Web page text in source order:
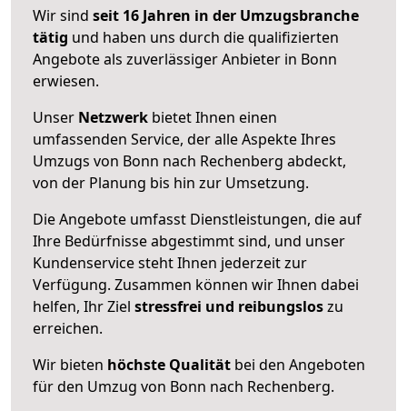
Wir sind seit 16 Jahren in der Umzugsbranche
tätig und haben uns durch die qualifizierten
Angebote als zuverlässiger Anbieter in Bonn
erwiesen.
Unser Netzwerk bietet Ihnen einen
umfassenden Service, der alle Aspekte Ihres
Umzugs von Bonn nach Rechenberg abdeckt,
von der Planung bis hin zur Umsetzung.
Die Angebote umfasst Dienstleistungen, die auf
Ihre Bedürfnisse abgestimmt sind, und unser
Kundenservice steht Ihnen jederzeit zur
Verfügung. Zusammen können wir Ihnen dabei
helfen, Ihr Ziel stressfrei und reibungsloszu
erreichen.
Wir bieten höchste Qualität bei den Angeboten
für den Umzug von Bonn nach Rechenberg.